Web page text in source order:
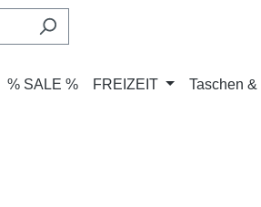
% SALE % FREIZEIT Taschen